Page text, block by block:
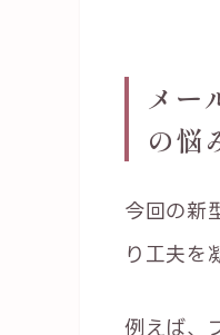
メー
の悩
今回の新
り工夫を
例えば、